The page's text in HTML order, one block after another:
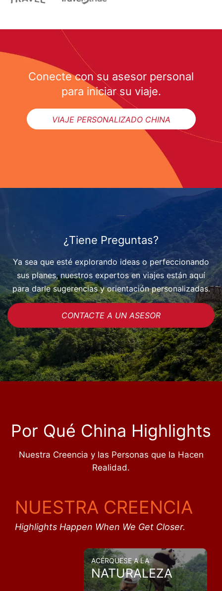
Conecte con su asesor personal
para iniciar su viaje.
VIAJE PERSONALIZADO CHINA
¿Tiene Preguntas?
Ya sea que esté explorando ideas o perfeccionando
sus planes, nuestros expertos en viajes están aquí
para darle sugerencias y orientación personalizadas.
CONTACTE A UN ASESOR
Por Qué China Highlights
Nuestra Creencia y las Personas que la Hacen
Realidad.
NUESTRA CREENCIA
Highlights Happen When We Get Closer.
ACÉRQUESE A LA
NATURALEZA